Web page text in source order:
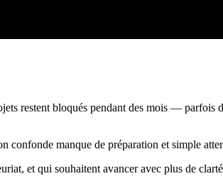
restent bloqués pendant des mois — parfois
confonde manque de préparation et simple
et qui souhaitent avancer avec plus de